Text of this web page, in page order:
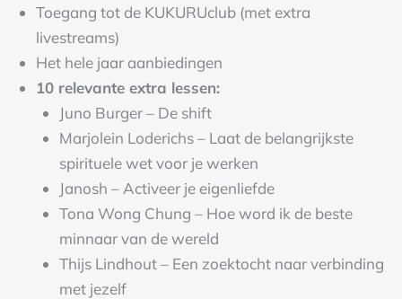
Toegang tot de KUKURUclub (met extra
livestreams)
Het hele jaar aanbiedingen
10 relevante extra lessen:
Juno Burger – De shift
Marjolein Loderichs – Laat de belangrijkste
spirituele wet voor je werken
Janosh – Activeer je eigenliefde
Tona Wong Chung – Hoe word ik de beste
minnaar van de wereld
Thijs Lindhout – Een zoektocht naar verbinding
met jezelf